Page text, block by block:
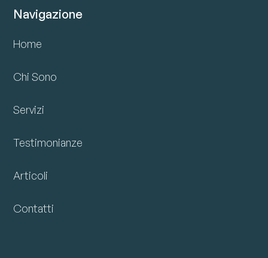
Navigazione
Home
Chi Sono
Servizi
Testimonianze
Articoli
Contatti